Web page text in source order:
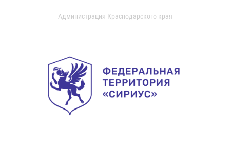
Администрация Краснодарского края